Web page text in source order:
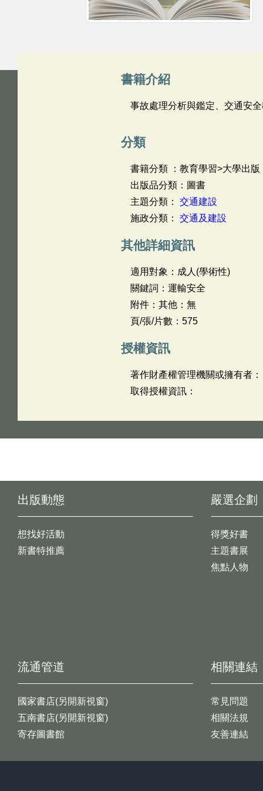
書籍介紹
事故處理分析與鑑定、交通安
分類
書籍分類 ：教育學習>大學出
出版品分類：圖書
主題分類： 交通建設
施政分類： 交通及建設
其他詳細資訊
適用對象：成人(學術性)
關鍵詞：運輸安全
附件：其他：無
頁/張/片數：575
授權資訊
著作財產權管理機關或擁有者：
取得授權資訊：
出版動態
想找好活動
新書特推薦
嚴選企劃
得獎好書
主題書展
焦點人物
流通管道
國家書店(另開新視窗)
五南書店(另開新視窗)
寄存圖書館
相關連結
常見問題
相關法規
友善連結